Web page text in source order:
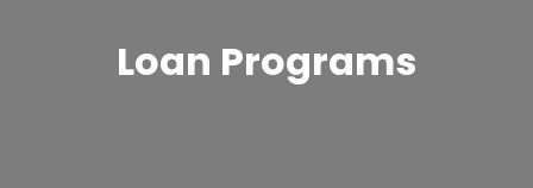
Loan Programs